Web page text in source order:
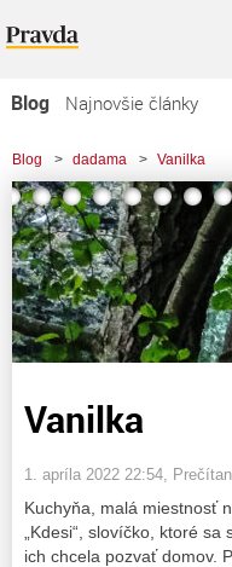
Blog
Najnovšie články
Najčítanejšie články
Najkomentovanejšie články
Zoznam blogov
Komerčné blogy
Blog > dadama > Vanilka
Vanilka
1. apríla 2022 22:54 ,
Kuchyňa, malá miestnosť
„Kdesi“, slovíčko, ktoré
ich chcela pozvať domov.